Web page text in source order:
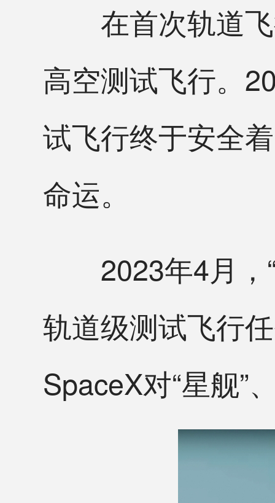
在首次轨道飞
高空测试飞行。
试飞行终于安全
命运。
2023年4月，“
轨道级测试飞行
SpaceX对“星舰”